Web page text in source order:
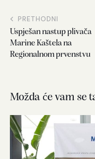
PRETHODNI
Uspješan nastup plivača
Marine Kaštela na
Regionalnom prvenstvu
Možda će vam se